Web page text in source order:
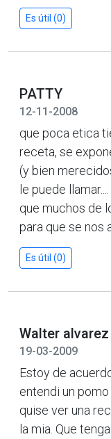
Es útil (0)
PATTY
12-11-2008
que poca etica
receta, se
(y bien
le puede
que muchos de
para que se nos
Es útil (0)
Walter alvarez
19-03-2009
Estoy de
entendi un
quise ver una
la mia. Que